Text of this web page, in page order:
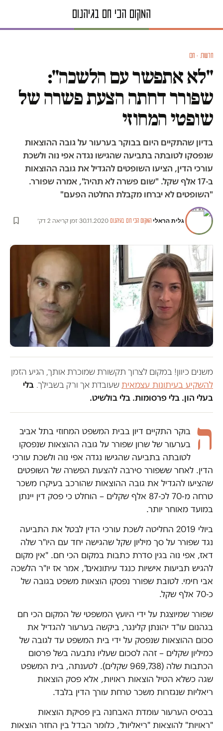
חדשות · חם
"לא אתפשר עם הלשכה":
שפורר דחתה הצעת פשרה של
שופטי המחוזי
בדיון שהתקיים היום בבוקר בערעור על גובה ההוצאות
שנפסקו לטובתה בתביעה שהגישו נגדה אפי נוה ולשכת
עורכי הדין, הציעו השופטים להגדיל את גובה ההוצאות
ב-17 אלף שקל. "שום פשרה לא תהיה", אמרה שפורר.
"השופטים לא יברחו מקבלת החלטה הפעם"
גלית הראלי·המקום הכי חם בגיהנום·
30.11.2020
·זמן קריאה 2 דק׳
משנים כיוון! במקום לצרוך תקשורת שמוכרת אותך, הגיע הזמן
להשקיע בעיתונות עצמאיתשעובדת אך ורק בשבילך. בלי
בעלי הון. בלי פרסומות. בלי בולשיט.
ה בוקר התקיים דיון בבית המשפט המחוזי בתל אביב
בערעור של שרון שפורר על גובה ההוצאות שנפסקו
לטובתה בתביעה שהגישו נגדה אפי נוה ולשכת עורכי
הדין. לאחר ששפורר סירבה להצעת הפשרה של השופטים
שהציעו להגדיל את גובה ההוצאות שהורכב בעיקרו משכר
טרחה מ-70 לכ-87 אלף שקלים – הוחלט כי פסק דין יינתן
במועד מאוחר יותר.
ביולי 2019 החליטה לשכת עורכי הדין לבטל את התביעה
נגד שפורר על סך מיליון שקל שהגישה יחד עם היו"ר שלה
דאז, אפי נוה בגין סדרת כתבות במקום הכי חם. "אין מקום
להגיש תביעות אישיות כנגד עיתונאים", אמר אז יו"ר הלשכה
אבי חימי. לטובת שפורר נפסקו הוצאות משפט בגובה של
כ-70 אלף שקל.
שפורר שמיוצגת על ידי היועץ המשפטי של המקום הכי חם
בגהנום עו"ד יהונתן קלינגר, ביקשה בערעור להגדיל את
סכום ההוצאות שנפסק על ידי בית המשפט עד לגובה של
כמיליון שקלים – זהה לסכום שעליו נתבעה בשל פרסום
הכתבות שלה (969,738 שקלים). לטענתה, בית המשפט
שגה כשלא הטיל הוצאות ראויות, אלא פסק הוצאות
ריאליות שנגזרות משכר טרחת עורך הדין בלבד.
בבסיס הערעור עומדת האבחנה בין פסיקת הוצאות
"ראויות" להוצאות "ריאליות", כלומר הבדל בין החזר הוצאות